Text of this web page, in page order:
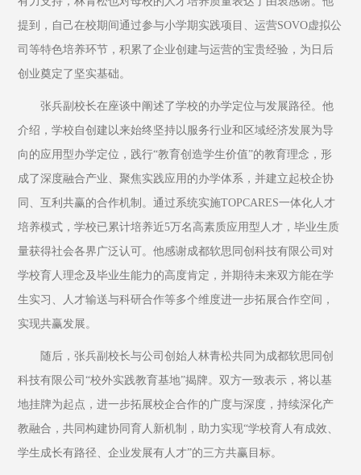
提到，自己在校期间通过参与小学期实践项目、运营SOVO虚拟公
司等特色培养环节，积累了企业创建与运营的宝贵经验，为日后
创业奠定了坚实基础。
张兵副校长在座谈中阐述了学校的办学定位与发展路径。他
介绍，学校自创建以来始终坚持以服务行业和区域经济发展为导
向的应用型办学定位，践行“教育创造学生价值”的教育理念，形
成了深度融合产业、聚焦实践应用的办学体系，并建立起校企协
同、互利共赢的合作机制。通过系统实施TOPCARES一体化人才
培养模式，学校已累计培养近5万名高素质应用型人才，毕业生质
量获得社会各界广泛认可。他感谢成都软思同创科技有限公司对
学校育人理念及毕业生能力的高度肯定，并期待未来双方能在学
生实习、人才输送与科研合作等多个维度进一步拓展合作空间，
实现共赢发展。
随后，张兵副校长与公司创始人林青松共同为成都软思同创
科技有限公司“校外实践教育基地”揭牌。双方一致表示，将以基
地挂牌为起点，进一步拓展校企合作的广度与深度，持续深化产
教融合，共同构建协同育人新机制，助力实现“学校育人有成效、
学生成长有路径、企业发展有人才”的三方共赢目标。